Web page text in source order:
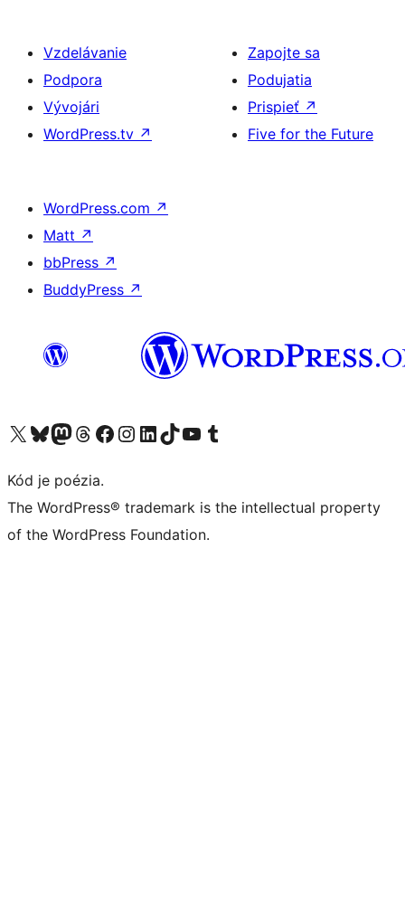
Vzdelávanie
Podpora
Vývojári
WordPress.tv ↗
Zapojte sa
Podujatia
Prispieť ↗
Five for the Future
WordPress.com ↗
Matt ↗
bbPress ↗
BuddyPress ↗
Navštívte náš účet na X (predtým Twitter)
Navštívte náš účet na platforme Bluesky
Navštívte náš účet na Mastodone
Navštívte náš účet na platforme Threads
Navštívte našu stránku na Facebooku
Navštívte náš účet Instagram
Navštívte náš účet LinkedIn
Navštívte náš účet na platforme TikTok
Navštívte náš kanál YouTube
Navštívte náš účet na platforme Tumblr
Kód je poézia.
The WordPress® trademark is the intellectual property
of the WordPress Foundation.